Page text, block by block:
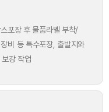
포장 후 물품라벨 부착/
비 등 특수포장, 출발지와
강 작업